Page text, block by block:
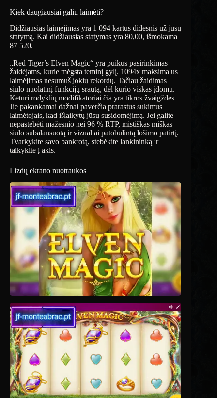
Kiek daugiausiai galiu laimėti?
Didžiausias laimėjimas yra 1 094 kartus didesnis už jūsų
statymą. Kai didžiausias statymas yra 80,00, išmokama
87 520.
„Red Tiger’s Elven Magic“ yra puikus pasirinkimas
žaidėjams, kurie mėgsta teminį gylį. 1094x maksimalus
laimėjimas nesumuš jokių rekordų. Tačiau žaidimas
siūlo nuolatinį funkcijų srautą, dėl kurio viskas įdomu.
Keturi rodyklių modifikatoriai čia yra tikros žvaigždės.
Jie pakankamai dažnai paverčia prarastus sukimus
laimėtojais, kad išlaikytų jūsų susidomėjimą. Jei galite
nepastebėti mažesnio nei 96 % RTP, mistiškas miškas
siūlo subalansuotą ir vizualiai patobulintą lošimo patirtį.
Tvarkykite savo bankrotą, stebėkite lankininką ir
taikykite į akis.
Lizdų ekrano nuotraukos